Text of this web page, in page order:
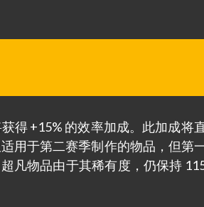
得 +15% 的效率加成。此加成将
用于第二赛季制作的物品，但第
凡物品由于其稀有度，仍保持